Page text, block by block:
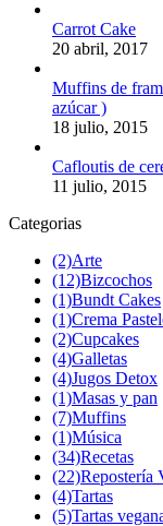
Carrot Cake
20 abril, 2017
Muffins de
azúcar )
18 julio, 2015
Cafloutis de
11 julio, 2015
Categorias
(2)Arte
(12)Bizcochos
(1)Bundt Cakes
(1)Crema
(2)Cupcakes
(4)Galletas
(4)Jugos Detox
(1)Masas y pan
(7)Muffins
(1)Música
(34)Recetas
(22)Repostería
(4)Tartas
(5)Tartas